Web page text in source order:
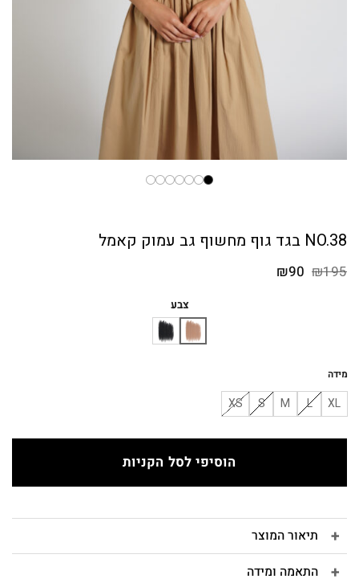
NO.38 בגד גוף מחשוף גב עמוק קאמל
₪195 המחיר
₪90
צבע
מידה
XL
L
M
S
XS
הוסיפי לסל הקניות
תיאור המוצר
התאמה ומידה